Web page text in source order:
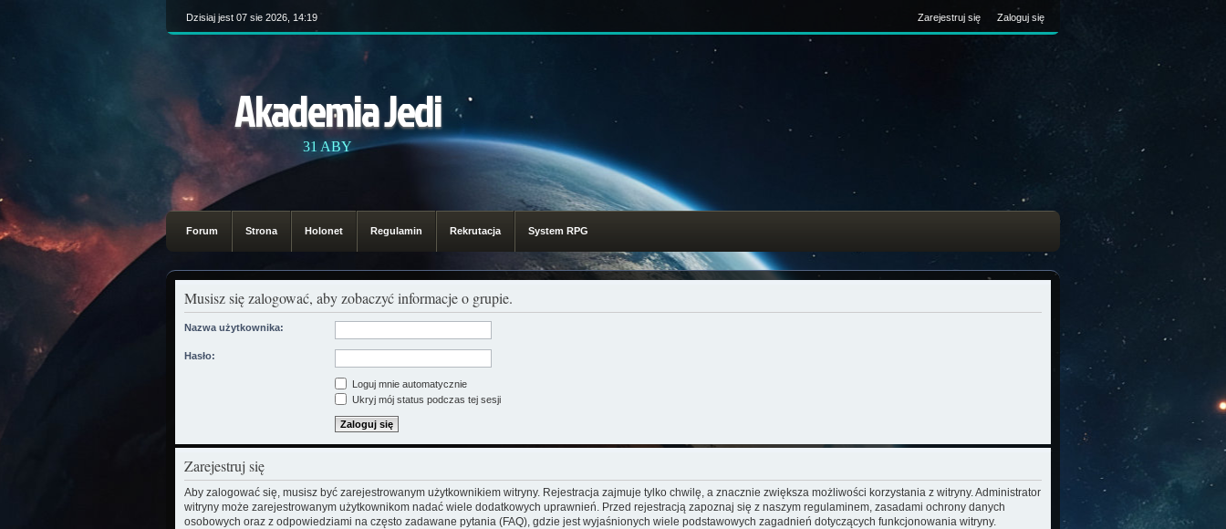
Dzisiaj jest 07 sie 2026, 14:19 Zarejestruj się Zaloguj się
Akademia Jedi
31 ABY
Forum Strona Holonet Regulamin Rekrutacja System RPG
Musisz się zalogować, aby zobaczyć informacje o grupie.
Nazwa użytkownika:
Hasło:
Loguj mnie automatycznie
Ukryj mój status podczas tej sesji
Zarejestruj się
Aby zalogować się, musisz być zarejestrowanym użytkownikiem witryny. Rejestracja zajmuje tylko chwilę, a znacznie zwiększa możliwości korzystania z witryny. Administrator
witryny może zarejestrowanym użytkownikom nadać wiele dodatkowych uprawnień. Przed rejestracją zapoznaj się z naszym regulaminem, zasadami ochrony danych
osobowych oraz z odpowiedziami na często zadawane pytania (FAQ), gdzie jest wyjaśnionych wiele podstawowych zagadnień dotyczących funkcjonowania witryny.